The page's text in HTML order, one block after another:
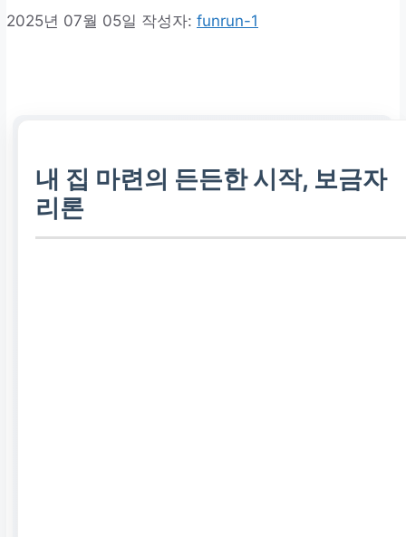
2025년 07월 05일 작성자: funrun-1
내 집 마련의 든든한 시작, 보금자
리론